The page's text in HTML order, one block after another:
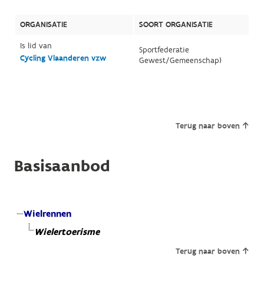
ORGANISATIE
SOORT ORGANISATIE
Is lid van
Cycling Vlaanderen vzw
Sportfederatie
Gewest/Gemeenschap)
Terug naar boven
Basisaanbod
Wielrennen
Wielertoerisme
Terug naar boven